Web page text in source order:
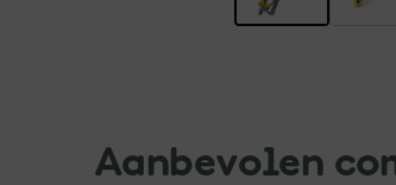
Aanbevolen